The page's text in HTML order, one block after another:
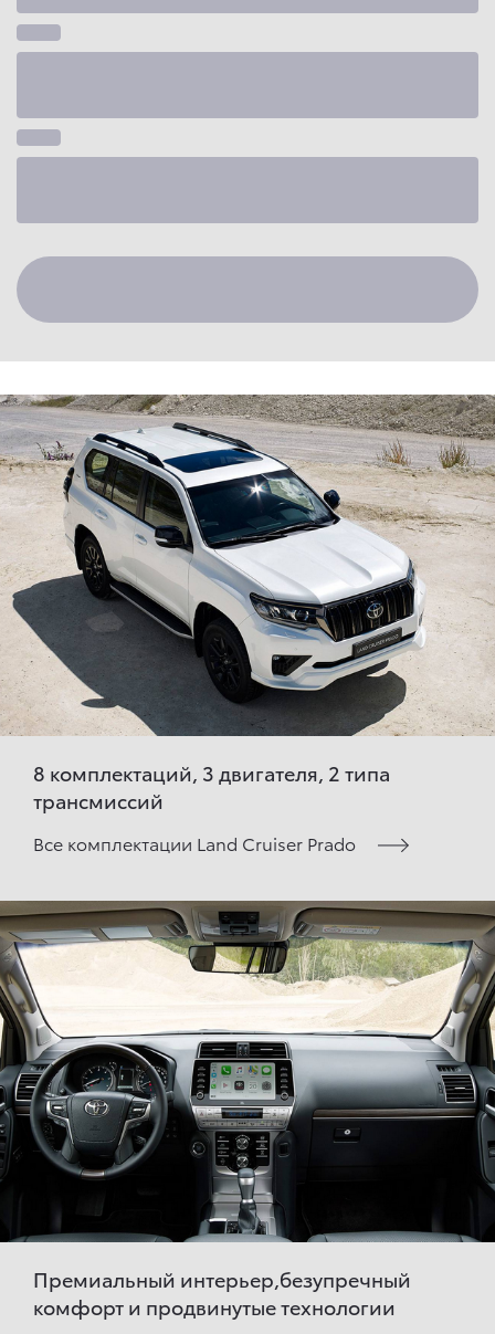
8 комплектаций, 3 двигателя, 2 типа
трансмиссий
Все комплектации Land Cruiser Prado
Премиальный интерьер,безупречный
комфорт и продвинутые технологии